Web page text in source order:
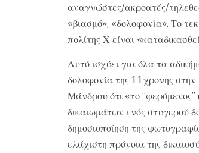
αναγνώστες/ακροατές/
«βιασμό», «δολοφονία». Το
πολίτης Χ είναι
Αυτό ισχύει για όλα τα
δολοφονία της 11χρονης
Μάνδρου ότι «το
δικαιωμάτων ενός στυγερού
δημοσιοποίηση της
ελάχιστη πρόνοια της